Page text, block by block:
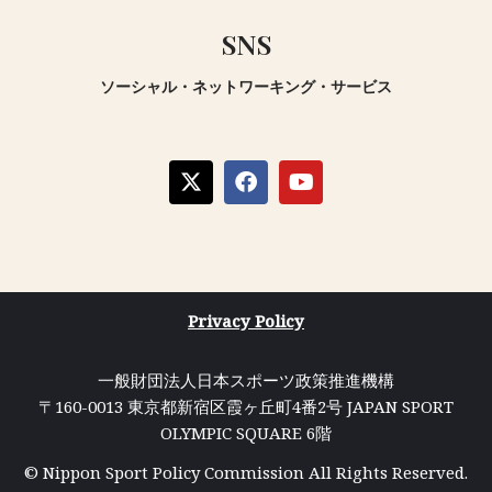
SNS
ソーシャル・ネットワーキング・サービス
Privacy Policy
一般財団法人日本スポーツ政策推進機構
〒160-0013 東京都新宿区霞ヶ丘町4番2号 JAPAN SPORT
OLYMPIC SQUARE 6階
© Nippon Sport Policy Commission All Rights Reserved.